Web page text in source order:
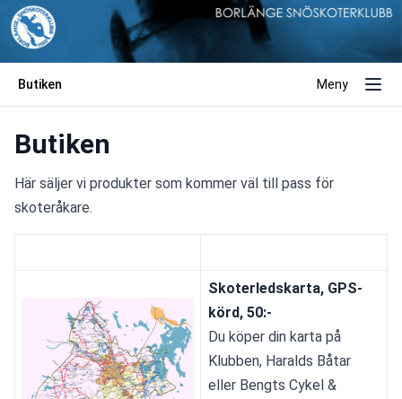
Butiken Meny
Butiken
Här säljer vi produkter som kommer väl till pass för
skoteråkare.
Skoterledskarta, GPS-
körd, 50:-
Du köper din karta på
Klubben, Haralds Båtar
eller Bengts Cykel &